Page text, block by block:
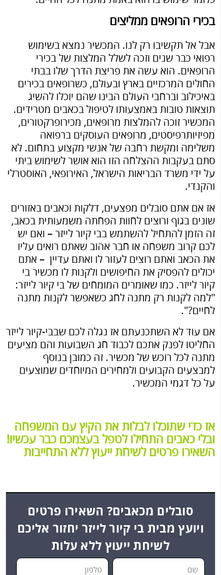
בכירי הרופאים ממליצים
אבל אל תקשיבו רק לנו. המכשיר נמצא בשימוש
רפואי כבר שנים וזכה לשלל המלצות של בכירי
הרופאים. הוא עשה את פריצת הדרך שלו בבתי
החולים המרכזיים בארץ ובעולם, כשרופאים בכירים
באיכילוב וברחבי העולם הבינו שהם יוכלו להשיג
תוצאות טובות באמצעותו לטיפול בכאבים מטרידים.
המכשיר זוכה להמלצות מרופאים, מכירופרקטורים,
מפיזיותרפיסטים, מרופאים העוסקים ברפואה
משלימה ומקשת רחבה של אנשי מקצוע בתחום. לא
סתם בעקבות ההצלחה הזו הוא אושר לשימוש ביתי
על ידי משרד הבריאות הישראל, האירופאי, האוסטרלי
והקנדי.
אז אם אתם סובלים מפצעים, דלקות וכאבים באזורים
שונים בגוף ורוצים לחוות הפחתה משמעותית בכאב,
זה הזמן להתחיל להשתמש בבי קיור לייזר – ואם יש
לכם קרוב משפחה או חבר אהוב שאתם רואים עליו
את הכאב ואתם רוצים לעזור לו ואתם עדיין – אתם
יכולים להפסיק את החיפושים ולקנות לו מכשיר בי
קיור לייזר. כמו שאומרים המומחים של בי קיור לייזר:
"למה לקנות רק מתנה לחג כשאפשר לקנות מתנה
לחיים?".
אם עוד לא השתכנעתם אז נגלה לכם שבבי-קיור לייזר
החליטו לפנק אתכם לכבוד חג השבועות והם מציעים
מתנה לכל רוכש של מכשיר. זה כמובן בנוסף
למבצעים הקבועים ולמחירים המיוחדים שמוצעים
על כל דגמי המכשיר.
אז כדי שתוכלו לבלות את הקיץ עם המשפחה
ובלי כאבים התחילו לטפל בעצמכם כבר עכשיו!
השאירו פרטים לשיחת ייעוץ ללא התחייבות
סובלים מכאבים? השאירו פרטים
ויועץ מבית בי קיור לייזר יחזור אליכם
לשיחת ייעוץ ללא עלות